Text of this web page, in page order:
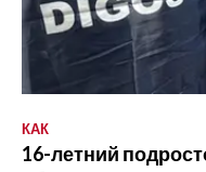
КАК
16-летний